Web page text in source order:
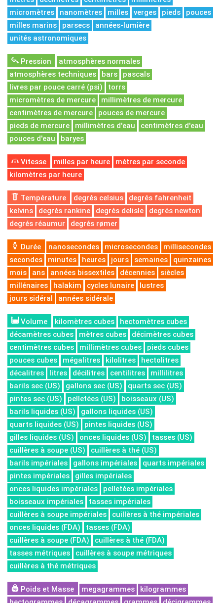
micromètres
nanomètres milles verges pieds
pouces
milles marins
parsecs
années-lumière
unités astronomiques
Pression
atmosphères normales
atmosphères techniques
bars
pascals
livres par pouce carré (psi)
torrs
micromètres de mercure
millimètres de mercure
centimètres de mercure
pouces de mercure
pieds de mercure
millimètres d'eau
centimètres d'eau
pouces d'eau
baryes
Vitesse milles par heure
mètres par seconde
kilomètres par heure
Température degrés celsius
degrés fahrenheit
kelvins
degrés rankine degrés delisle
degrés newton
degrés réaumur
degrés rømer
Durée nanosecondes microsecondes
millisecondes
secondes
minutes heures jours semaines
quinzaines
mois
ans années bissextiles décennies
siècles
millénaires
halakim cycles lunaire
lustres
jours sidéral
années sidérale
Volume kilomètres cubes
hectomètres cubes
décamètres cubes
mètres cubes
décimètres cubes
centimètres cubes
millimètres cubes
pieds cubes
pouces cubes
mégalitres kilolitres
hectolitres
décalitres
litres décilitres centilitres
millilitres
barils sec (US)
gallons sec (US)
quarts sec (US)
pintes sec (US)
pelletées (US)
boisseaux (US)
barils liquides (US)
gallons liquides (US)
quarts liquides (US)
pintes liquides (US)
gilles liquides (US)
onces liquides (US)
tasses (US)
cuillères à soupe (US)
cuillères à thé (US)
barils impériales
gallons impériales
quarts impériales
pintes impériales
gilles impériales
onces liquides impériales
pelletées impériales
boisseaux impériales
tasses impériales
cuillères à soupe impériales
cuillères à thé impériales
onces liquides (FDA)
tasses (FDA)
cuillères à soupe (FDA)
cuillères à thé (FDA)
tasses métriques
cuillères à soupe métriques
cuillères à thé métriques
Poids et Masse megagrammes
kilogrammes